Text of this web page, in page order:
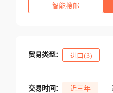
智能搜邮
贸易类型： 进口(3)
交易时间： 近三年